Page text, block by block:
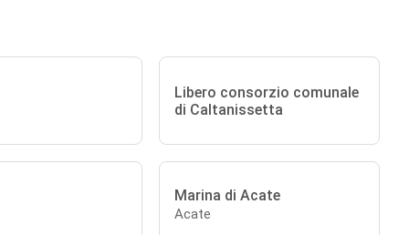
Libero consorzio comunale
di Caltanissetta
Marina di Acate
Acate